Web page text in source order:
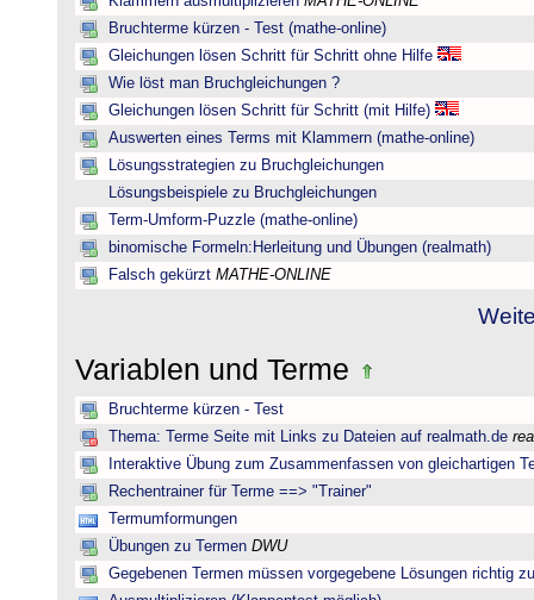
Bruchterme kürzen - Test (mathe-online)
Gleichungen lösen Schritt für Schritt ohne Hilfe
Wie löst man Bruchgleichungen ?
Gleichungen lösen Schritt für Schritt (mit Hilfe)
Auswerten eines Terms mit Klammern (mathe-online)
Lösungsstrategien zu Bruchgleichungen
Lösungsbeispiele zu Bruchgleichungen
Term-Umform-Puzzle (mathe-online)
binomische Formeln:Herleitung und Übungen (realmath)
Falsch gekürzt MATHE-ONLINE
Variablen und Terme
Bruchterme kürzen - Test
Thema: Terme Seite mit Links zu Dateien auf realmath.de
Interaktive Übung zum Zusammenfassen von gleichartigen
Rechentrainer für Terme ==> "Trainer"
Termumformungen
Übungen zu Termen DWU
Gegebenen Termen müssen vorgegebene Lösungen richtig